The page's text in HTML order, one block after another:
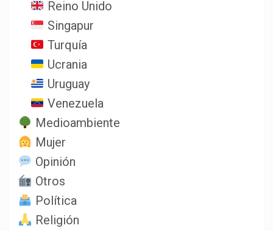
Reino Unido
Singapur
Turquía
Ucrania
Uruguay
Venezuela
Medioambiente
Mujer
Opinión
Otros
Política
Religión